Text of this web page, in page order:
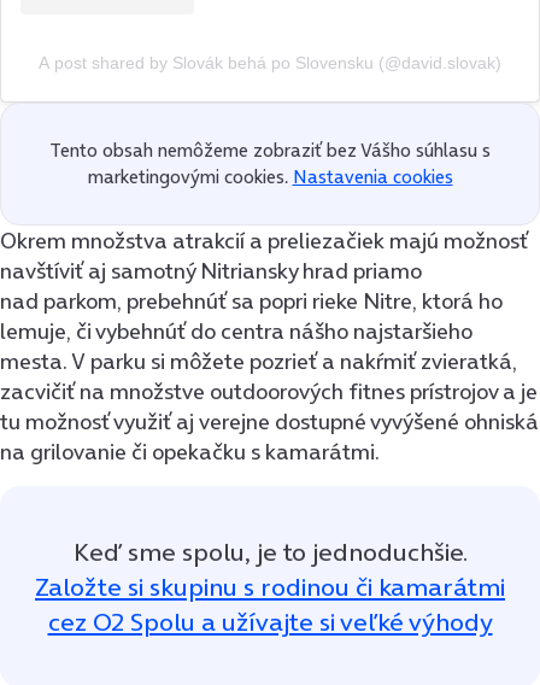
A post shared by Slovák behá po Slovensku (@david.slovak)
Tento obsah nemôžeme zobraziť bez Vášho súhlasu s
marketingovými cookies. Nastavenia cookies
Okrem množstva atrakcií a preliezačiek majú možnosť
navštíviť aj samotný Nitriansky hrad priamo
nad parkom, prebehnúť sa popri rieke Nitre, ktorá ho
lemuje, či vybehnúť do centra nášho najstaršieho
mesta. V parku si môžete pozrieť a nakŕmiť zvieratká,
zacvičiť na množstve outdoorových fitnes prístrojov a je
tu možnosť využiť aj verejne dostupné vyvýšené ohniská
na grilovanie či opekačku s kamarátmi.
Keď sme spolu, je to jednoduchšie.
Založte si skupinu s rodinou či kamarátmi
cez O2 Spolu a užívajte si veľké výhody